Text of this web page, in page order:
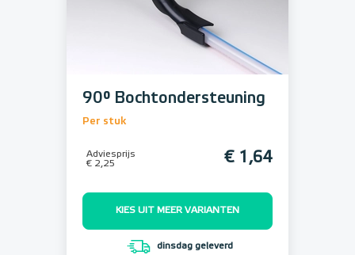
90° Bochtondersteuning
Per stuk
Adviesprijs
€ 2,25
€ 1,64
KIES UIT MEER VARIANTEN
dinsdag geleverd